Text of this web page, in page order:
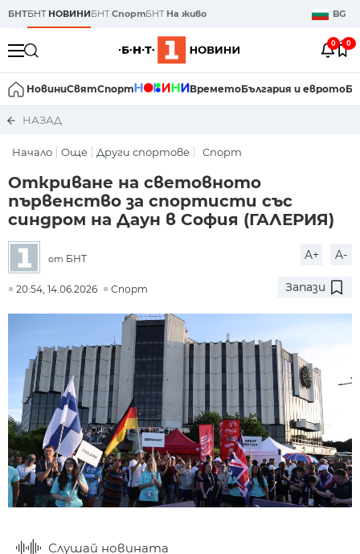
БНТБНТ НОВИНИБНТСпортБНТ На живо BG
0 0
НовиниСвятСпорт ВреметоБългария и еврото
НАЗАД
Начало Още Други спортове Спорт
Откриване на световното
първенство за спортисти със
синдром на Даун в София (ГАЛЕРИЯ)
от БНТ A+ A-
20:54, 14.06.2026 Спорт Запази
Слушай новината